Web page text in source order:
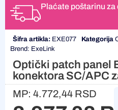
Plaćate poštarinu za
Šifra artikla: EXE077 Kategorija
Brend: ExeLink
Optički patch panel
konektora SC/APC
MP: 4.772,44 RSD